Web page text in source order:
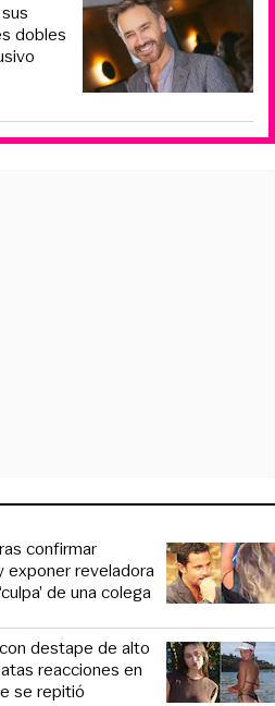
dobles
confirmar
exponer reveladora
de una colega
destape de alto
reacciones en
se repitió